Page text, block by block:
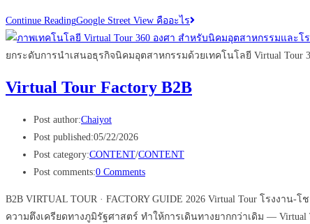
Continue ReadingGoogle Street View คืออะไร
ยกระดับการนำเสนอธุรกิจนิคมอุตสาหกรรมด้วยเทคโนโลยี Virtual Tour
Virtual Tour Factory B2B
Post author:Chaiyot
Post published:05/22/2026
Post category:CONTENT/CONTENT
Post comments:0 Comments
B2B VIRTUAL TOUR · FACTORY GUIDE 2026 Virtual Tour โรงง
ความตึงเครียดทางภูมิรัฐศาสตร์ ทำให้การเดินทางยากกว่าเดิม —